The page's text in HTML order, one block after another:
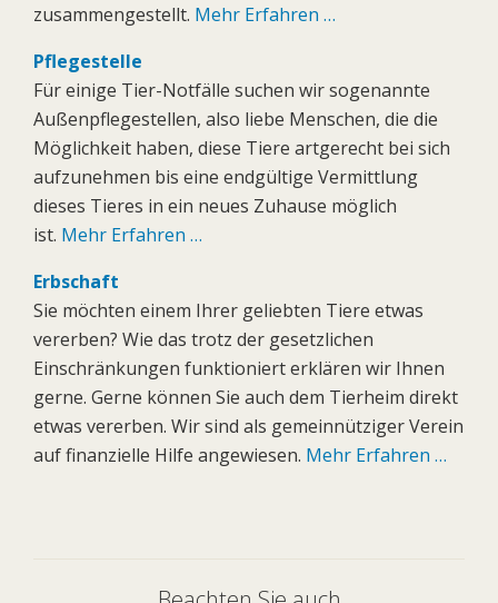
zusammengestellt. Mehr Erfahren …
Pflegestelle
Für einige Tier-Notfälle suchen wir sogenannte
Außenpflegestellen, also liebe Menschen, die die
Möglichkeit haben, diese Tiere artgerecht bei sich
aufzunehmen bis eine endgültige Vermittlung
dieses Tieres in ein neues Zuhause möglich
ist. Mehr Erfahren …
Erbschaft
Sie möchten einem Ihrer geliebten Tiere etwas
vererben? Wie das trotz der gesetzlichen
Einschränkungen funktioniert erklären wir Ihnen
gerne. Gerne können Sie auch dem Tierheim direkt
etwas vererben. Wir sind als gemeinnütziger Verein
auf finanzielle Hilfe angewiesen. Mehr Erfahren …